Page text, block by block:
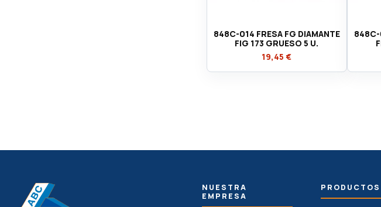
848C-014 FRESA FG DIAMANTE
FIG 173 GRUESO 5 U.
19,45 €
848C-
NUESTRA
EMPRESA
PRODUCTOS